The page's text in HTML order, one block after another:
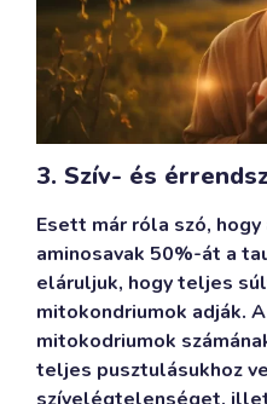
3. Szív- és
Esett már róla szó,
aminosavak 50%-át a
eláruljuk, hogy teljes
mitokondriumok adják.
mitokodriumok
teljes pusztulásukhoz